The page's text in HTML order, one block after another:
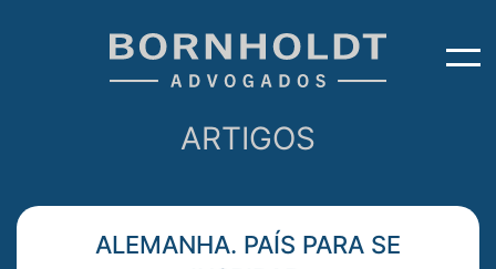
ARTIGOS
ALEMANHA. PAÍS PARA SE